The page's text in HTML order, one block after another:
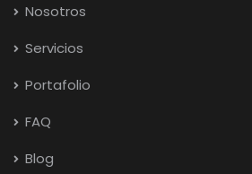
Nosotros
Servicios
Portafolio
FAQ
Blog